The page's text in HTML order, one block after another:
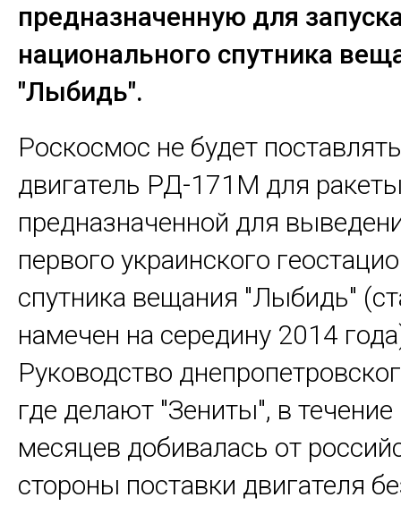
предназначенную для
национального спутника
"Лыбидь".
Роскосмос не будет
двигатель РД-171М для
предназначенной для
первого украинского
спутника вещания "Лыбидь"
намечен на середину 2014
Руководство
где делают "Зениты", в
месяцев добивалась от
стороны поставки двигателя